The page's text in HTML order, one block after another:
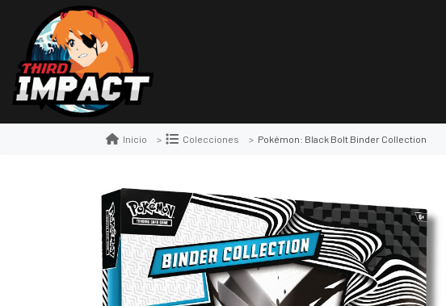
Inicio Colecciones Pokémon: Black Bolt Binder Collection